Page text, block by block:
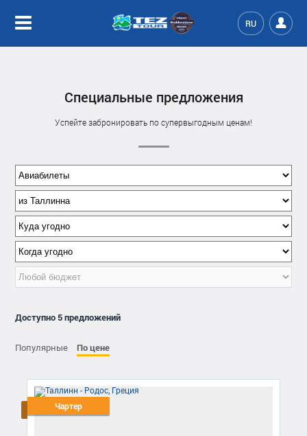
RU
Специальные предложения
Успейте забронировать по супервыгодным ценам!
Доступно 5 предложений
Популярные По цене
Чартер